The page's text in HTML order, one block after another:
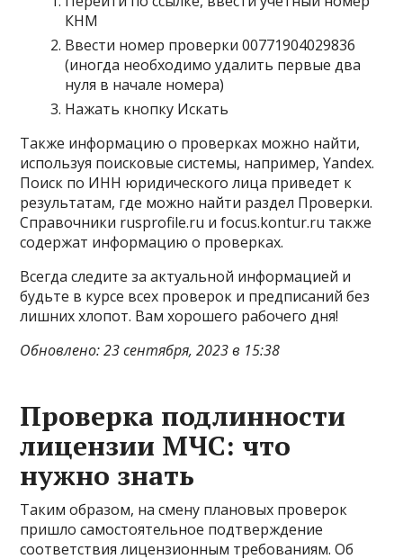
КНМ
Ввести номер проверки 00771904029836
(иногда необходимо удалить первые два
нуля в начале номера)
Нажать кнопку Искать
Также информацию о проверках можно найти,
используя поисковые системы, например, Yandex.
Поиск по ИНН юридического лица приведет к
результатам, где можно найти раздел Проверки.
Справочники rusprofile.ru и focus.kontur.ru также
содержат информацию о проверках.
Всегда следите за актуальной информацией и
будьте в курсе всех проверок и предписаний без
лишних хлопот. Вам хорошего рабочего дня!
Обновлено: 23 сентября, 2023 в 15:38
Проверка подлинности
лицензии МЧС: что
нужно знать
Таким образом, на смену плановых проверок
пришло самостоятельное подтверждение
соответствия лицензионным требованиям. Об